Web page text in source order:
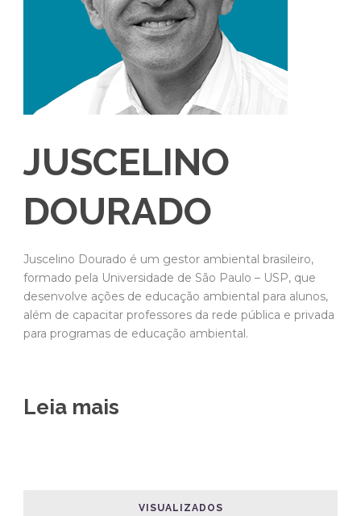
JUSCELINO
DOURADO
Juscelino Dourado é um gestor ambiental brasileiro,
formado pela Universidade de São Paulo – USP, que
desenvolve ações de educação ambiental para alunos,
além de capacitar professores da rede pública e privada
para programas de educação ambiental.
Leia mais
VISUALIZADOS